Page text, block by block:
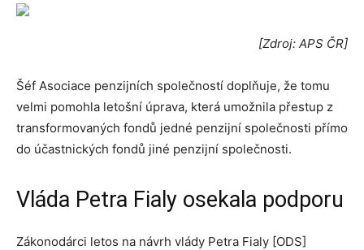
[Zdroj: APS ČR]
Šéf Asociace penzijních společností doplňuje, že tomu
velmi pomohla letošní úprava, která umožnila přestup z
transformovaných fondů jedné penzijní společnosti přímo
do účastnických fondů jiné penzijní společnosti.
Vláda Petra Fialy osekala podporu
Zákonodárci letos na návrh vlády Petra Fialy [ODS]